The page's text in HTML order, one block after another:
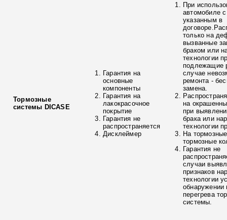
Тормозные
системы DICASE
Гарантия на
основные
компоненты
Гарантия на
лакокрасочное
покрытие
Гарантия не
распространяется
Дисклеймер
При
автомобиле
указанным в
только на
вызванные
браком или
технологии
подлежащие
случае
ремонта -
замена.
на
при
брака или
технологии
На
тормозные
Гарантия не
случаи
признаков
технологии
обнаружении
перегрева
системы.